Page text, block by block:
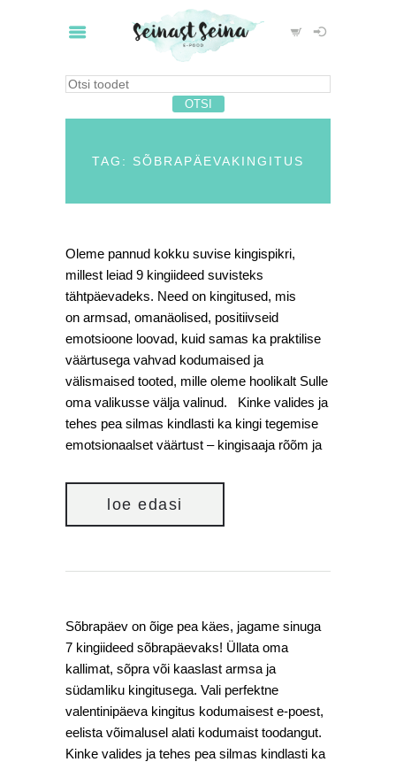
TAG: SÕBRAPÄEVAKINGITUS
Oleme pannud kokku suvise kingispikri,
millest leiad 9 kingiideed suvisteks
tähtpäevadeks. Need on kingitused, mis
on armsad, omanäolised, positiivseid
emotsioone loovad, kuid samas ka praktilise
väärtusega vahvad kodumaised ja
välismaised tooted, mille oleme hoolikalt Sulle
oma valikusse välja valinud. Kinke valides ja
tehes pea silmas kindlasti ka kingi tegemise
emotsionaalset väärtust – kingisaaja rõõm ja
loe edasi
Sõbrapäev on õige pea käes, jagame sinuga
7 kingiideed sõbrapäevaks! Üllata oma
kallimat, sõpra või kaaslast armsa ja
südamliku kingitusega. Vali perfektne
valentinipäeva kingitus kodumaisest e-poest,
eelista võimalusel alati kodumaist toodangut.
Kinke valides ja tehes pea silmas kindlasti ka